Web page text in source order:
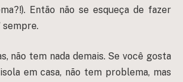
Então não se esqueça de fazer
sempre.
não tem nada demais. Se você gosta
em casa, não tem problema, mas